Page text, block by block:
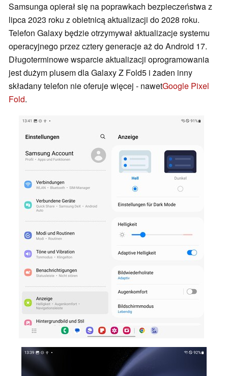
Samsunga opierał się na poprawkach bezpieczeństwa z
lipca 2023 roku z obietnicą aktualizacji do 2028 roku.
Telefon Galaxy będzie otrzymywał aktualizacje systemu
operacyjnego przez cztery generacje aż do Android 17.
Długoterminowe wsparcie aktualizacji oprogramowania
jest dużym plusem dla Galaxy Z Fold5 i żaden inny
składany telefon nie oferuje więcej - nawetGoogle Pixel
Fold.